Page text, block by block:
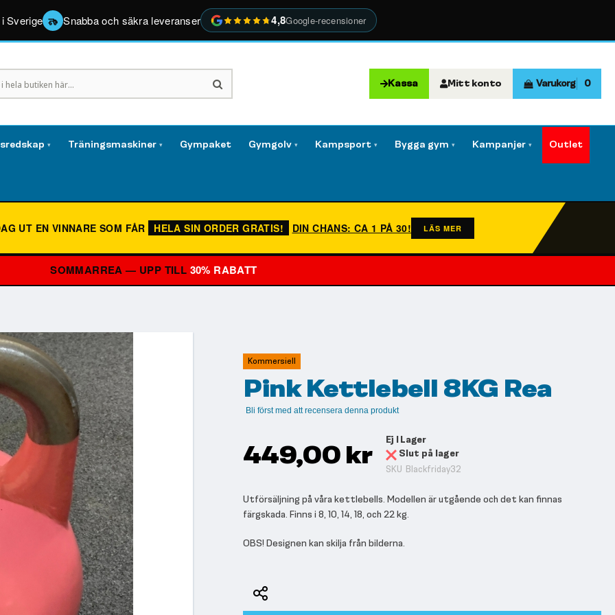
Sverige Snabba och säkra leveranser 4,8Google-recensioner
Kassa Mitt konto Varukorg 0
▾ Träningsmaskiner ▾ Gympaket Gymgolv ▾ Kampsport ▾ Bygga gym ▾ Kampanjer ▾ Outlet
UT EN VINNARE SOM FÅR HELA SIN ORDER GRATIS! DIN CHANS: CA 1 PÅ 30! LÄS MER
SOMMARREA — UPP TILL 30% RABATT
Kommersiell
Pink Kettlebell 8KG Rea
Bli först med att recensera denna produkt
449,00 kr
Ej I Lager
Slut på lager
SKU Blackfriday32
Utförsäljning på våra kettlebells. Modellen är utgående och det kan finnas
färgskada. Finns i 8, 10, 14, 18, och 22 kg.
OBS! Designen kan skilja från bilderna.